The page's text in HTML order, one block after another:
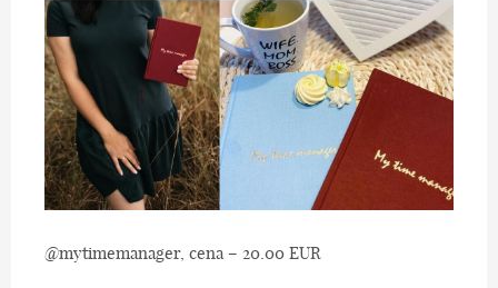
@mytimemanager, cena – 20.00 EUR